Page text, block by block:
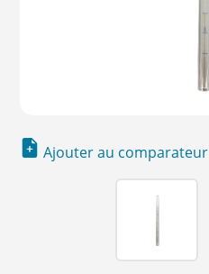
Ajouter au comparateur